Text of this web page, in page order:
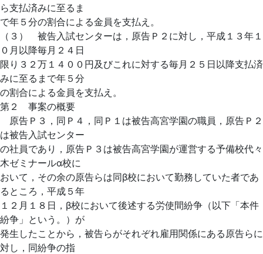
ら支払済みに至るま
で年５分の割合による金員を支払え。
（３） 被告入試センターは，原告Ｐ２に対し，平成１３年１
０月以降毎月２４日
限り３２万１４００円及びこれに対する毎月２５日以降支払済
みに至るまで年５分
の割合による金員を支払え。
第２ 事案の概要
原告Ｐ３，同Ｐ４，同Ｐ１は被告高宮学園の職員，原告Ｐ２
は被告入試センター
の社員であり，原告Ｐ３は被告高宮学園が運営する予備校代々
木ゼミナールα校に
おいて，その余の原告らは同β校において勤務していた者であ
るところ，平成５年
１２月１８日，β校において後述する労使間紛争（以下「本件
紛争」という。）が
発生したことから，被告らがそれぞれ雇用関係にある原告らに
対し，同紛争の指